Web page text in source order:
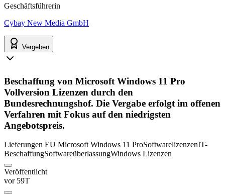
Geschäftsführerin
Cybay New Media GmbH
Vergeben
Beschaffung von Microsoft Windows 11 Pro
Vollversion Lizenzen durch den
Bundesrechnungshof. Die Vergabe erfolgt im offenen
Verfahren mit Fokus auf den niedrigsten
Angebotspreis.
Lieferungen EU Microsoft Windows 11 ProSoftwarelizenzenIT-
BeschaffungSoftwareüberlassungWindows Lizenzen
Veröffentlicht
vor 59T